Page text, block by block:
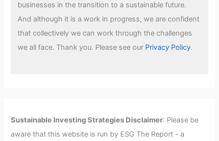
businesses in the transition to a sustainable future.
And although it is a work in progress, we are confident
that collectively we can work through the challenges
we all face. Thank you. Please see our Privacy Policy.
Sustainable Investing Strategies Disclaimer: Please be
aware that this website is run by ESG The Report - a